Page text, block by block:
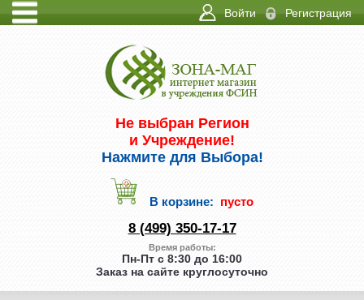
КОНТАКТЫ
Регистрация
Войти
Не выбран Регион
и Учреждение!
Нажмите для Выбора!
В корзине: пусто
8 (499) 350-17-17
Время работы:
Пн-Пт с 8:30 до 16:00
Заказ на сайте круглосуточно